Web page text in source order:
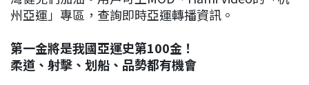
州亞運」專區，查詢即時亞運轉播資訊。
第一金將是我國亞運史第100金！
柔道、射擊、划船、品勢都有機會